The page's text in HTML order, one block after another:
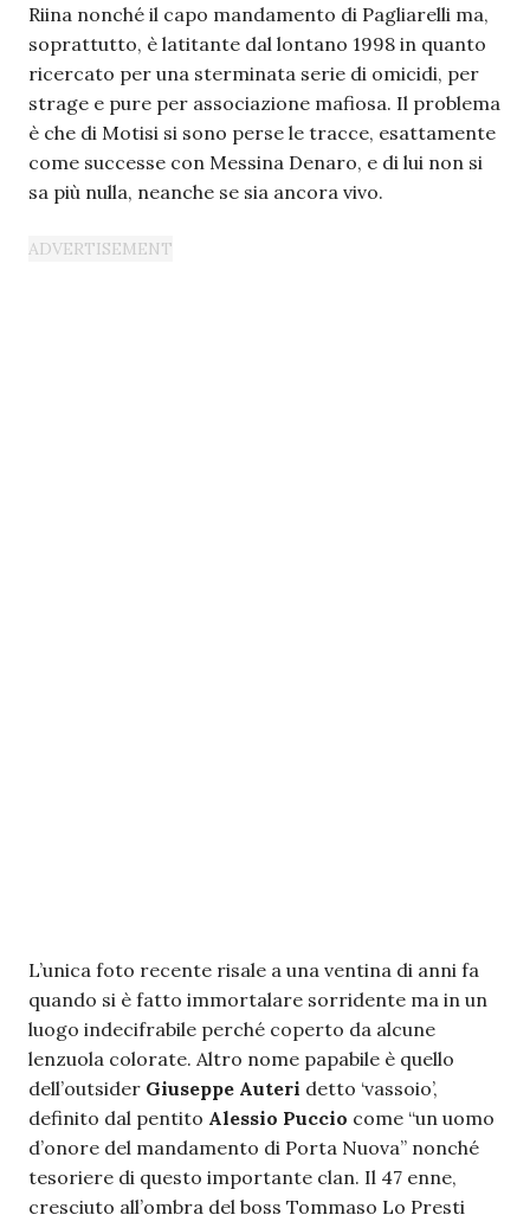
Riina nonché il capo mandamento di Pagliarelli ma,
soprattutto, è latitante dal lontano 1998 in quanto
ricercato per una sterminata serie di omicidi, per
strage e pure per associazione mafiosa. Il problema
è che di Motisi si sono perse le tracce, esattamente
come successe con Messina Denaro, e di lui non si
sa più nulla, neanche se sia ancora vivo.
L’unica foto recente risale a una ventina di anni fa
quando si è fatto immortalare sorridente ma in un
luogo indecifrabile perché coperto da alcune
lenzuola colorate. Altro nome papabile è quello
dell’outsider Giuseppe Auteri detto ‘vassoio’,
definito dal pentito Alessio Puccio come “un uomo
d’onore del mandamento di Porta Nuova” nonché
tesoriere di questo importante clan. Il 47 enne,
cresciuto all’ombra del boss Tommaso Lo Presti